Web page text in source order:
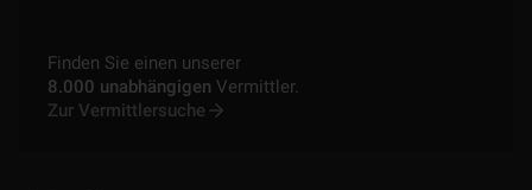
Finden Sie einen unserer
8.000 unabhängigen Vermittler.
Zur Vermittlersuche